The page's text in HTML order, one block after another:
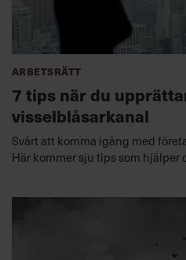
Arbetsrätt
7 tips när du
visselblåsarkanal
Svårt att komma igång med
Här kommer sju tips som hjälper